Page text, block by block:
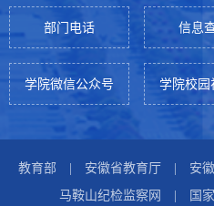
部门电话 信息
学院微信公众号 学院校园
教育部 安徽省教育厅 安
马鞍山纪检监察网
国